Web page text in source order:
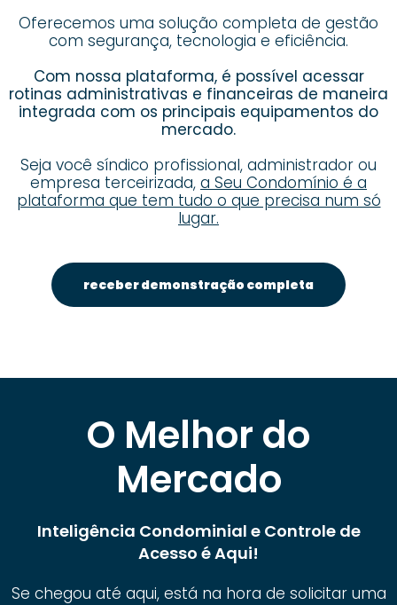
Oferecemos uma solução completa de gestão
com segurança, tecnologia e eficiência.
Com nossa plataforma, é possível acessar
rotinas administrativas e financeiras de maneira
integrada com os principais equipamentos do
mercado.
Seja você síndico profissional, administrador ou
empresa terceirizada, a Seu Condomínio é a
plataforma que tem tudo o que precisa num só
lugar.
receber demonstração completa
O Melhor do
Mercado
Inteligência Condominial e Controle de
Acesso é Aqui!
Se chegou até aqui, está na hora de solicitar uma